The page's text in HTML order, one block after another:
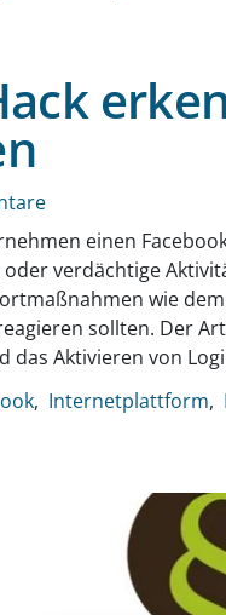
Unterhaltung
einen
verdächtige
wie
sollten. Der
das Aktivieren von
Internetplattform